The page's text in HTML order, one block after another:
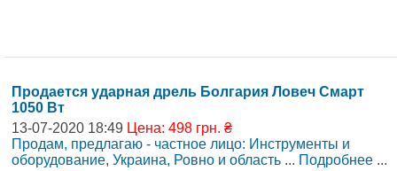
Продается ударная дрель Болгария Ловеч Смарт
1050 Вт
13-07-2020 18:49 Цена: 498 грн. ₴
Продам, предлагаю - частное лицо: Инструменты и
оборудование, Украина, Ровно и область ... Подробнее ...